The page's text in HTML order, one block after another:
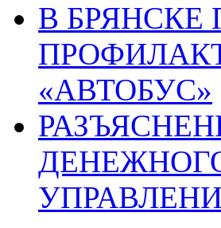
В БРЯНСКЕ
«АВТОБУС»